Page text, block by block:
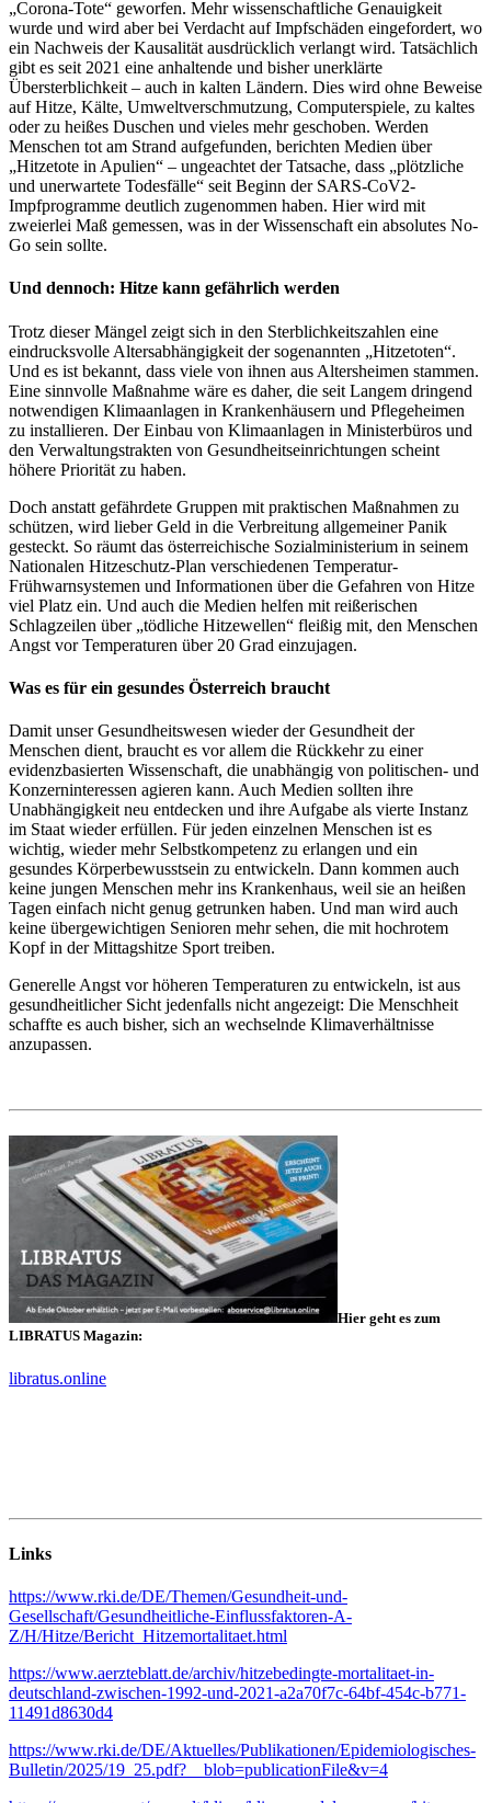
„Corona-Tote“ geworfen. Mehr wissenschaftliche Genauigkeit
wurde und wird aber bei Verdacht auf Impfschäden eingefordert, wo
ein Nachweis der Kausalität ausdrücklich verlangt wird. Tatsächlich
gibt es seit 2021 eine anhaltende und bisher unerklärte
Übersterblichkeit – auch in kalten Ländern. Dies wird ohne Beweise
auf Hitze, Kälte, Umweltverschmutzung, Computerspiele, zu kaltes
oder zu heißes Duschen und vieles mehr geschoben. Werden
Menschen tot am Strand aufgefunden, berichten Medien über
„Hitzetote in Apulien“ – ungeachtet der Tatsache, dass „plötzliche
und unerwartete Todesfälle“ seit Beginn der SARS-CoV2-
Impfprogramme deutlich zugenommen haben. Hier wird mit
zweierlei Maß gemessen, was in der Wissenschaft ein absolutes No-
Go sein sollte.
Und dennoch: Hitze kann gefährlich werden
Trotz dieser Mängel zeigt sich in den Sterblichkeitszahlen eine
eindrucksvolle Altersabhängigkeit der sogenannten „Hitzetoten“.
Und es ist bekannt, dass viele von ihnen aus Altersheimen stammen.
Eine sinnvolle Maßnahme wäre es daher, die seit Langem dringend
notwendigen Klimaanlagen in Krankenhäusern und Pflegeheimen
zu installieren. Der Einbau von Klimaanlagen in Ministerbüros und
den Verwaltungstrakten von Gesundheitseinrichtungen scheint
höhere Priorität zu haben.
Doch anstatt gefährdete Gruppen mit praktischen Maßnahmen zu
schützen, wird lieber Geld in die Verbreitung allgemeiner Panik
gesteckt. So räumt das österreichische Sozialministerium in seinem
Nationalen Hitzeschutz-Plan verschiedenen Temperatur-
Frühwarnsystemen und Informationen über die Gefahren von Hitze
viel Platz ein. Und auch die Medien helfen mit reißerischen
Schlagzeilen über „tödliche Hitzewellen“ fleißig mit, den Menschen
Angst vor Temperaturen über 20 Grad einzujagen.
Was es für ein gesundes Österreich braucht
Damit unser Gesundheitswesen wieder der Gesundheit der
Menschen dient, braucht es vor allem die Rückkehr zu einer
evidenzbasierten Wissenschaft, die unabhängig von politischen- und
Konzerninteressen agieren kann. Auch Medien sollten ihre
Unabhängigkeit neu entdecken und ihre Aufgabe als vierte Instanz
im Staat wieder erfüllen. Für jeden einzelnen Menschen ist es
wichtig, wieder mehr Selbstkompetenz zu erlangen und ein
gesundes Körperbewusstsein zu entwickeln. Dann kommen auch
keine jungen Menschen mehr ins Krankenhaus, weil sie an heißen
Tagen einfach nicht genug getrunken haben. Und man wird auch
keine übergewichtigen Senioren mehr sehen, die mit hochrotem
Kopf in der Mittagshitze Sport treiben.
Generelle Angst vor höheren Temperaturen zu entwickeln, ist aus
gesundheitlicher Sicht jedenfalls nicht angezeigt: Die Menschheit
schaffte es auch bisher, sich an wechselnde Klimaverhältnisse
anzupassen.
Hier geht es zum
LIBRATUS Magazin:
libratus.online
Links
https://www.rki.de/DE/Themen/Gesundheit-und-
Gesellschaft/Gesundheitliche-Einflussfaktoren-A-
Z/H/Hitze/Bericht_Hitzemortalitaet.html
https://www.aerzteblatt.de/archiv/hitzebedingte-mortalitaet-in-
deutschland-zwischen-1992-und-2021-a2a70f7c-64bf-454c-b771-
11491d8630d4
https://www.rki.de/DE/Aktuelles/Publikationen/Epidemiologisches-
Bulletin/2025/19_25.pdf?__blob=publicationFile&v=4